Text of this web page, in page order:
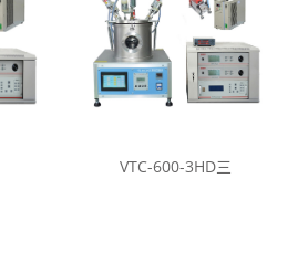
VTC-600-3HD三